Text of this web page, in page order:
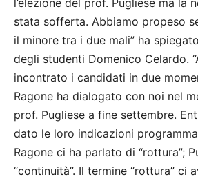
l’elezione del prof. Pugliese ma la
stata sofferta. Abbiamo propeso
il minore tra i due mali” ha
degli studenti Domenico Celardo.
incontrato i candidati in due
Ragone ha dialogato con noi nel
prof. Pugliese a fine settembre.
dato le loro indicazioni
Ragone ci ha parlato di “rottura”;
“continuità”. Il termine “rottura” ci